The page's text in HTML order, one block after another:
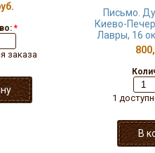
*
заказа
Письмо.
Киево-
Лавры, 16
1